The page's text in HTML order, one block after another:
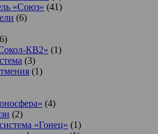
«Союз» (41)
(6)
КВ2» (1)
(3)
(1)
(4)
(2)
«Гонец» (1)